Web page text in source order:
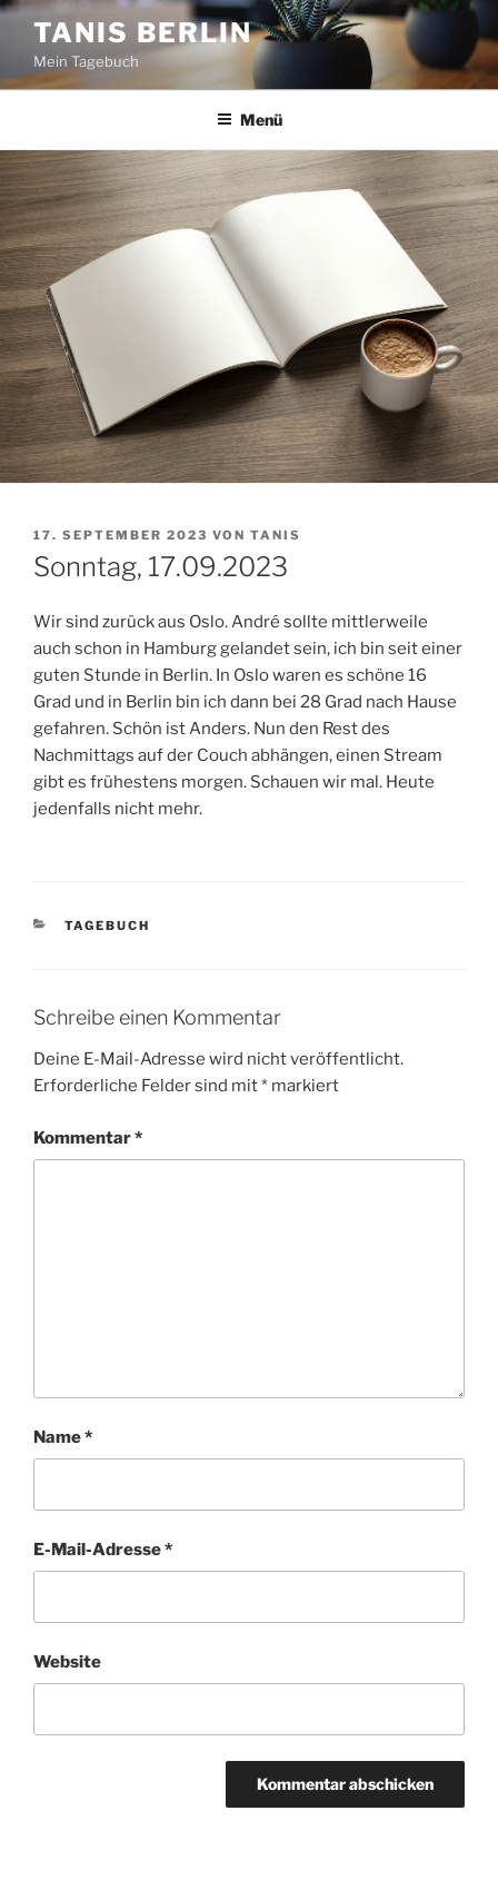
Zum
Inhalt
springen
TANIS BERLIN
Mein Tagebuch
Menü
VERÖFFENTLICHT
AM
17. SEPTEMBER 2023 VON TANIS
Sonntag, 17.09.2023
Wir sind zurück aus Oslo. André sollte mittlerweile
auch schon in Hamburg gelandet sein, ich bin seit einer
guten Stunde in Berlin. In Oslo waren es schöne 16
Grad und in Berlin bin ich dann bei 28 Grad nach Hause
gefahren. Schön ist Anders. Nun den Rest des
Nachmittags auf der Couch abhängen, einen Stream
gibt es frühestens morgen. Schauen wir mal. Heute
jedenfalls nicht mehr.
KATEGORIEN
TAGEBUCH
Schreibe einen Kommentar
Deine E-Mail-Adresse wird nicht veröffentlicht.
Erforderliche Felder sind mit* markiert
Kommentar*
Name*
E-Mail-Adresse*
Website